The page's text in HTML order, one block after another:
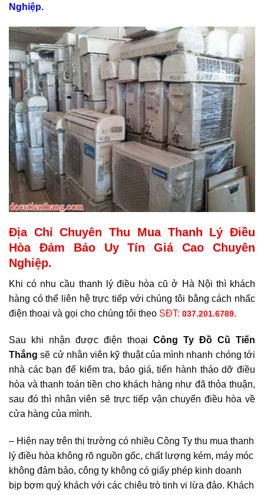
Nghiệp.
Địa Chỉ Chuyên Thu Mua Thanh Lý Điều
Hòa Đảm Bảo Uy Tín Giá Cao Chuyên
Nghiệp.
Khi có nhu cầu thanh lý điều hòa cũ ở Hà Nội thì khách
hàng có thể liên hệ trực tiếp với chúng tôi bằng cách nhấc
điện thoại và gọi cho chúng tôi theo SĐT: 037.201.6789.
Sau khi nhận được điện thoại Công Ty Đồ Cũ Tiến
Thắng sẽ cử nhân viên kỹ thuật của mình nhanh chóng tới
nhà các bạn để kiểm tra, báo giá, tiến hành tháo dỡ điều
hòa và thanh toán tiền cho khách hàng như đã thỏa thuận,
sau đó thì nhân viên sẽ trực tiếp vận chuyển điều hòa về
cửa hàng của mình.
– Hiện nay trên thị trường có nhiều Công Ty thu mua thanh
lý điều hòa không rõ nguồn gốc, chất lượng kém, máy móc
không đảm bảo, công ty không có giấy phép kinh doanh
bịp bợm quý khách với các chiêu trò tinh vi lừa đảo. Khách